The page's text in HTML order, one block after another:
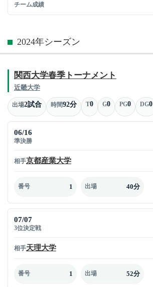
チーム成績
2024年シーズン
関西大学春季トーナメント
近畿大学
出場2試合 時間92分 T0 G0 PG0 DG0
06/16
準決勝
相手京都産業大学
番号 1 出場 40分
07/07
3位決定戦
相手天理大学
番号 1 出場 52分